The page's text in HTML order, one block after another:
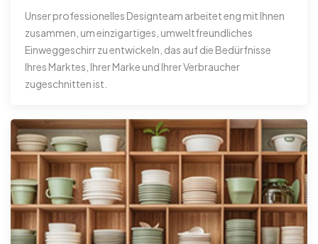
Unser professionelles Designteam arbeitet eng mit Ihnen
zusammen, um einzigartiges, umweltfreundliches
Einweggeschirr zu entwickeln, das auf die Bedürfnisse
Ihres Marktes, Ihrer Marke und Ihrer Verbraucher
zugeschnitten ist.